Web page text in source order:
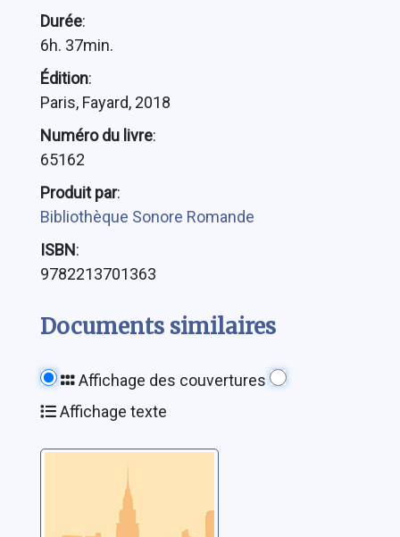
Durée:
6h. 37min.
Édition:
Paris, Fayard, 2018
Numéro du livre:
65162
Produit par:
Bibliothèque Sonore Romande
ISBN:
9782213701363
Documents similaires
Affichage des couvertures
Affichage texte
Je m'appelle
Lucy Barton
Strout, Elizabeth